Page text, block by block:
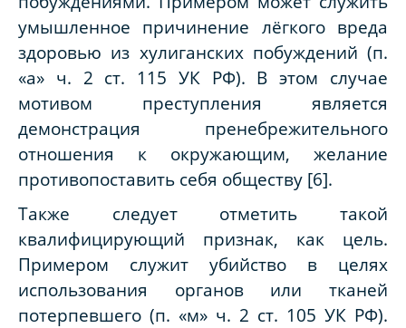
умышленное причинение лёгкого вреда
здоровью из хулиганских побуждений (п.
«а» ч. 2 ст. 115 УК РФ). В этом случае
мотивом преступления является
демонстрация пренебрежительного
отношения к окружающим, желание
противопоставить себя обществу [6].
Также следует отметить такой
квалифицирующий признак, как цель.
Примером служит убийство в целях
использования органов или тканей
потерпевшего (п. «м» ч. 2 ст. 105 УК РФ).